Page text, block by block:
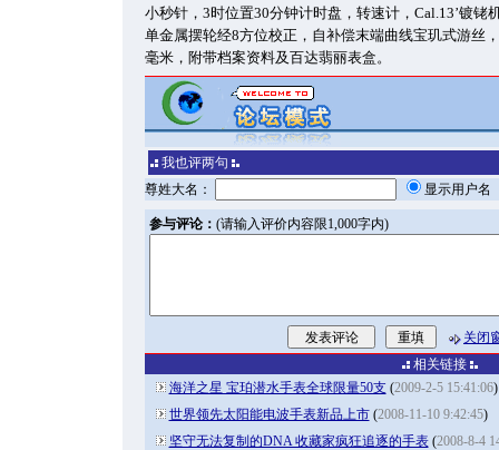
小秒针，3时位置30分钟计时盘，转速计，Cal.13’镀铑
单金属摆轮经8方位校正，自补偿末端曲线宝玑式游丝
毫米，附带档案资料及百达翡丽表盒。
我也评两句
尊姓大名：
显示用户
参与评论： (请输入评价内容限1,000字内)
关闭
相关链接
海洋之星 宝珀潜水手表全球限量50支 (2009-2-5 15:41:06)
世界领先太阳能电波手表新品上市(2008-11-10 9:42:45)
坚守无法复制的DNA 收藏家疯狂追逐的手表(2008-8-4